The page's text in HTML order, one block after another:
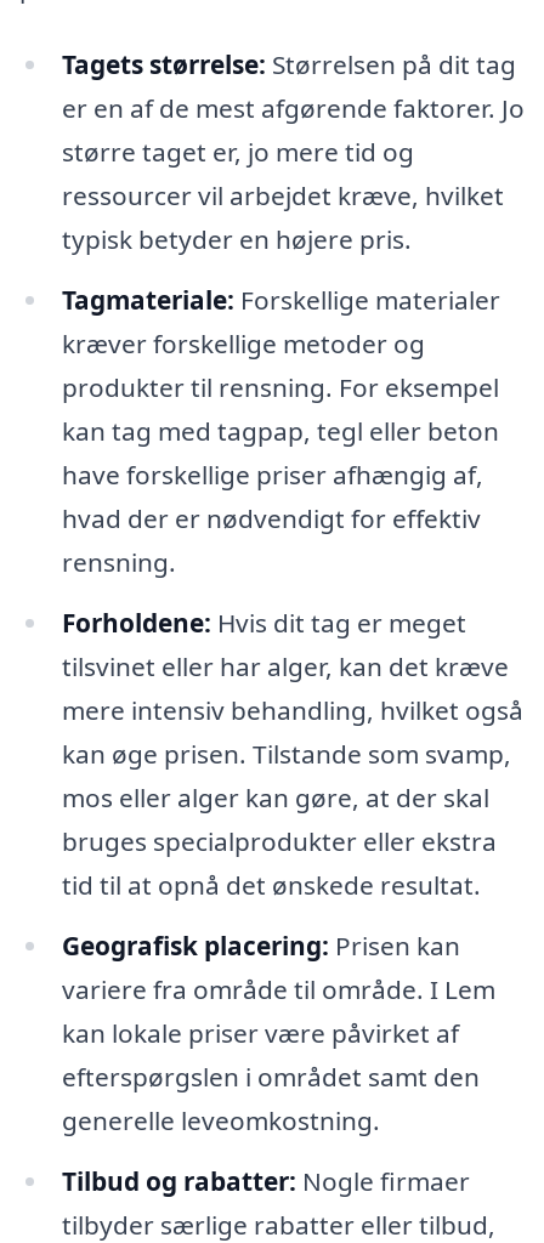
Tagets størrelse: Størrelsen på dit tag
er en af de mest afgørende faktorer. Jo
større taget er, jo mere tid og
ressourcer vil arbejdet kræve, hvilket
typisk betyder en højere pris.
Tagmateriale: Forskellige materialer
kræver forskellige metoder og
produkter til rensning. For eksempel
kan tag med tagpap, tegl eller beton
have forskellige priser afhængig af,
hvad der er nødvendigt for effektiv
rensning.
Forholdene: Hvis dit tag er meget
tilsvinet eller har alger, kan det kræve
mere intensiv behandling, hvilket også
kan øge prisen. Tilstande som svamp,
mos eller alger kan gøre, at der skal
bruges specialprodukter eller ekstra
tid til at opnå det ønskede resultat.
Geografisk placering: Prisen kan
variere fra område til område. I Lem
kan lokale priser være påvirket af
efterspørgslen i området samt den
generelle leveomkostning.
Tilbud og rabatter: Nogle firmaer
tilbyder særlige rabatter eller tilbud,